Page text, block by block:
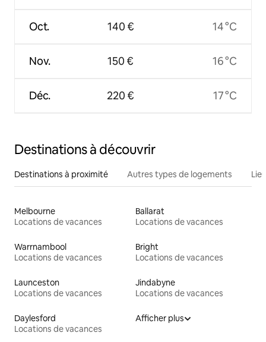
Oct.
Nov.
Déc.
140 €
150 €
220 €
14 °C
16 °C
17 °C
Destinations à découvrir
Destinations à proximité Autres types de logements
Melbourne
Locations de vacances
Ballarat
Locations de vacances
Warrnambool
Locations de vacances
Bright
Locations de vacances
Launceston
Locations de vacances
Jindabyne
Locations de vacances
Daylesford
Locations de vacances
Afficher plus